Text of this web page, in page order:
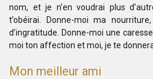
nom, et je n’en voudrai plus
t’obéirai.
Donne-moi ma
d’ingratitude.
Donne-moi une
moi ton affection et moi, je te
Mon meilleur ami